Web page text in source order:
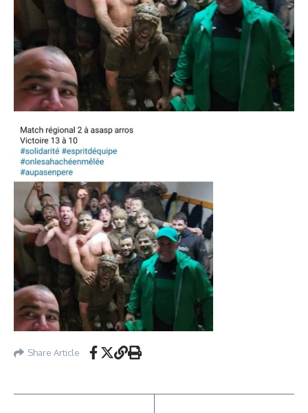
Share Article